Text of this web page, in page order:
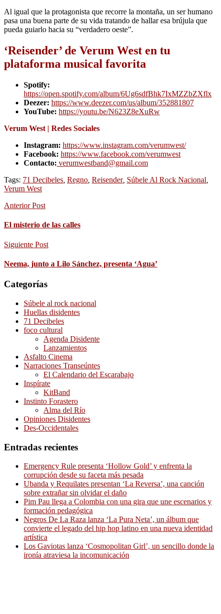
Al igual que la protagonista que recorre la montaña, un ser humano
pasa una buena parte de su vida tratando de hallar esa brújula que
pueda guiarlo hacia su “verdadero oeste”.
‘Reisender’ de Verum West en tu
plataforma musical favorita
Spotify:
https://open.spotify.com/album/6Ug6sdfBhk7IxMZZbZXflx
Deezer: https://www.deezer.com/us/album/352881807
YouTube: https://youtu.be/N623Z8eXuRw
Verum West | Redes Sociales
Instagram: https://www.instagram.com/verumwest/
Facebook: https://www.facebook.com/verumwest
Contacto: verumwestband@gmail.com
Tags: 71 Decibeles Regno Reisender, Súbele Al Rock Nacional
Verum West
Anterior Post
El misterio de las calles
Siguiente Post
Neema, junto a Lilo Sánchez, presenta ‘Agua’
Categorías
Súbele al rock nacional
Huellas disidentes
71 Decibeles
foco cultural
Agenda Disidente
Lanzamientos
Asfalto Cinema
Narraciones Transeúntes
El Calendario del Escarabajo
Inspírate
KitBand
Instinto Forastero
Alma del Río
Opiniones Disidentes
Des-Occidentales
Entradas recientes
Emergency Rule presenta ‘Hollow Gold’ y enfrenta la
corrupción desde su faceta más pesada
Ubanda y Requilates presentan ‘La Reversa’, una canción
sobre extrañar sin olvidar el daño
Pim Pau llega a Colombia con una gira que une escenarios y
formación pedagógica
Negros De La Raza lanza ‘La Pura Neta’, un álbum que
convierte el legado del hip hop latino en una nueva identidad
artística
Los Gaviotas lanza ‘Cosmopolitan Girl’, un sencillo donde la
ironía atraviesa la incomunicación